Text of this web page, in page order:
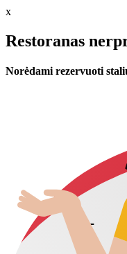
x
Restoranas
Norėdami rezervuoti